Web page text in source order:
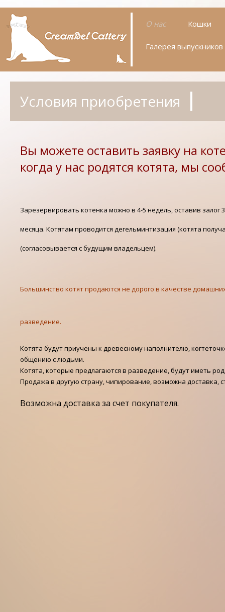
О нас
Условия
приобретения
Кошки
Камелия
Азалия
Uriana
Галерея выпускников
Условия приобретения
Вы можете оставить заявку на
когда у нас родятся котята, мы
Зарезервировать котенка можно в 4-5 недель, оставив залог
месяца. Котятам проводится дегельминтизация (котята
(согласовывается с будущим владельцем).
Большинство котят продаются не дорого в качестве
разведение.
Котята будут приучены к древесному наполнителю,
общению с людьми.
Котята, которые предлагаются в разведение, будут иметь
Продажа в другую страну, чипирование, возможна доставка,
Возможна доставка за счет покупателя.